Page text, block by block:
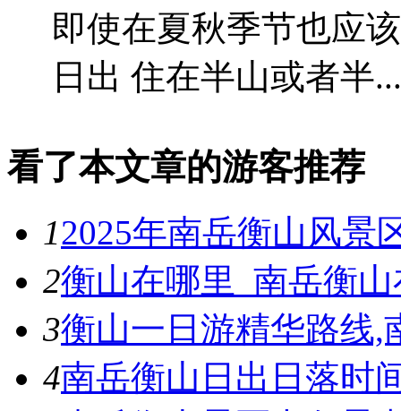
即使在夏秋季节也应
日出 住在半山或者半...
看了本文章的游客推荐
12025年南岳衡山风景
2衡山在哪里_南岳衡
3衡山一日游精华路线,
4南岳衡山日出日落时